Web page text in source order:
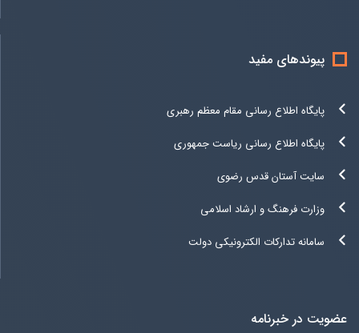
پیوندهای مفید
پایگاه اطلاع رسانی مقام معظم رهبری
پایگاه اطلاع رسانی ریاست جمهوری
سایت آستان قدس رضوی
وزارت فرهنگ و ارشاد اسلامی
سامانه تدارکات الکترونیکی دولت
عضویت در خبرنامه